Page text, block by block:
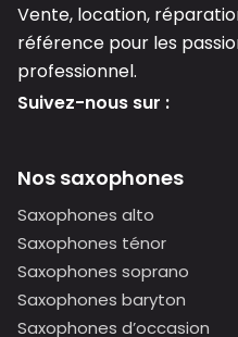
Vente, location,
référence pour les
professionnel.
Suivez-nous sur :
Nos saxophones
Saxophones alto
Saxophones ténor
Saxophones soprano
Saxophones baryton
Saxophones d’occasion